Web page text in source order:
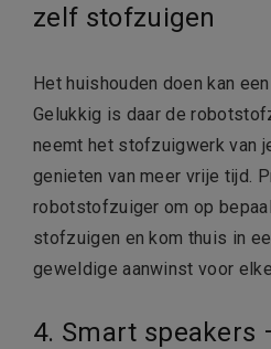
zelf stofzuigen
Het huishouden doen kan
Gelukkig is daar de
neemt het stofzuigwerk van
genieten van meer vrije tijd.
robotstofzuiger om op
stofzuigen en kom thuis in
geweldige aanwinst voor
4. Smart speakers